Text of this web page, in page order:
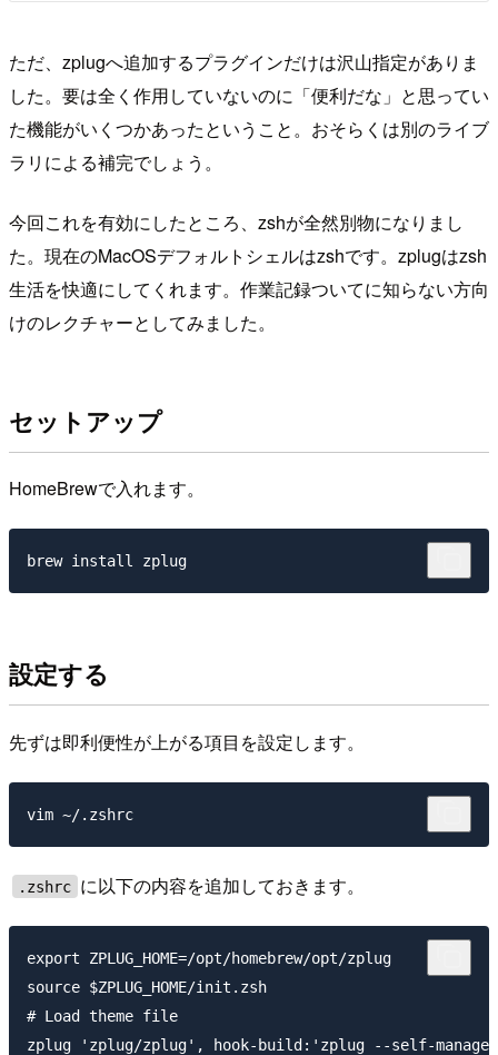
ただ、zplugへ追加するプラグインだけは沢山指定がありま
した。要は全く作用していないのに「便利だな」と思ってい
た機能がいくつかあったということ。おそらくは別のライブ
ラリによる補完でしょう。
今回これを有効にしたところ、zshが全然別物になりまし
た。現在のMacOSデフォルトシェルはzshです。zplugはzsh
生活を快適にしてくれます。作業記録ついてに知らない方向
けのレクチャーとしてみました。
セットアップ
HomeBrewで入れます。
設定する
先ずは即利便性が上がる項目を設定します。
.zshrc に以下の内容を追加しておきます。
export ZPLUG_HOME=/opt/homebrew/opt/zplug
source $ZPLUG_HOME/init.zsh
# Load theme file
zplug 'zplug/zplug', hook-build:'zplug --self-manage'